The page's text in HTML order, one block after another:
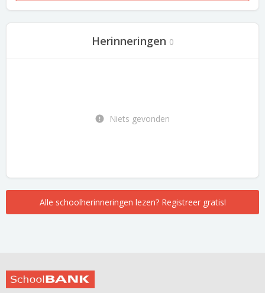
Herinneringen 0
Niets gevonden
Alle schoolherinneringen lezen? Registreer gratis!